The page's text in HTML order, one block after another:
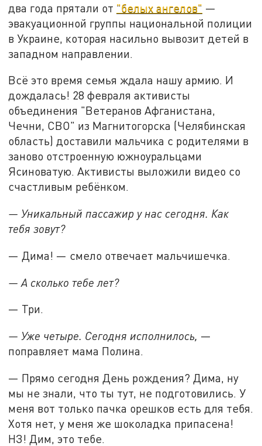
два года прятали от "белых ангелов" —
эвакуационной группы национальной полиции
в Украине, которая насильно вывозит детей в
западном направлении.
Всё это время семья ждала нашу армию. И
дождалась! 28 февраля активисты
объединения "Ветеранов Афганистана,
Чечни, СВО" из Магнитогорска (Челябинская
область) доставили мальчика с родителями в
заново отстроенную южноуральцами
Ясиноватую. Активисты выложили видео со
счастливым ребёнком.
— Уникальный пассажир у нас сегодня. Как
тебя зовут?
— Дима! — смело отвечает мальчишечка.
— А сколько тебе лет?
— Три.
— Уже четыре. Сегодня исполнилось, —
поправляет мама Полина.
— Прямо сегодня День рождения? Дима, ну
мы не знали, что ты тут, не подготовились. У
меня вот только пачка орешков есть для тебя.
Хотя нет, у меня же шоколадка припасена!
НЗ! Дим, это тебе.